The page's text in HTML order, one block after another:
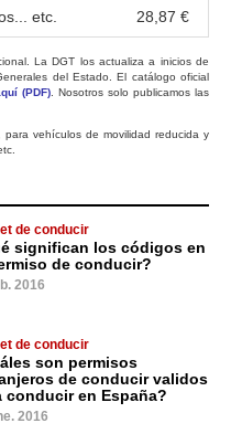
etc. 28,87 €
La DGT los actualiza a inicios de
del Estado. El catálogo oficial
(PDF) . Nosotros solo publicamos las
vehículos de movilidad reducida y
de conducir
significan los códigos en
de conducir?
2016
de conducir
son permisos
de conducir validos
conducir en España?
2016